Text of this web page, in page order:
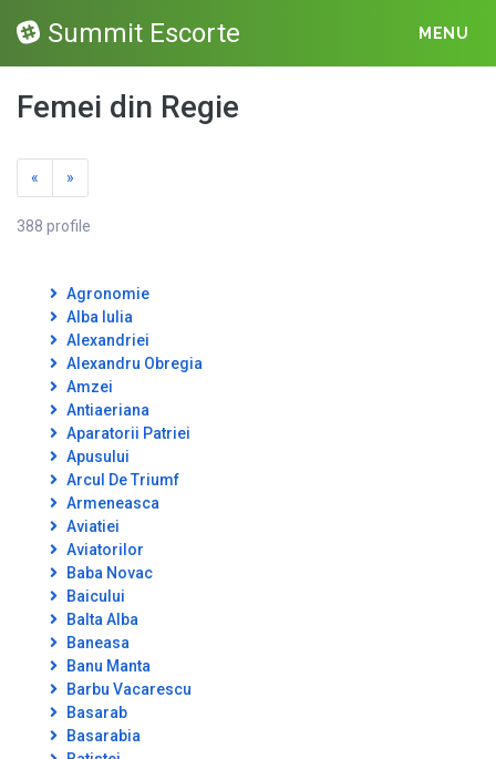
Summit Escorte MENU
Femei din Regie
« »
388 profile
Agronomie
Alba Iulia
Alexandriei
Alexandru Obregia
Amzei
Antiaeriana
Aparatorii Patriei
Apusului
Arcul De Triumf
Armeneasca
Aviatiei
Aviatorilor
Baba Novac
Baicului
Balta Alba
Baneasa
Banu Manta
Barbu Vacarescu
Basarab
Basarabia